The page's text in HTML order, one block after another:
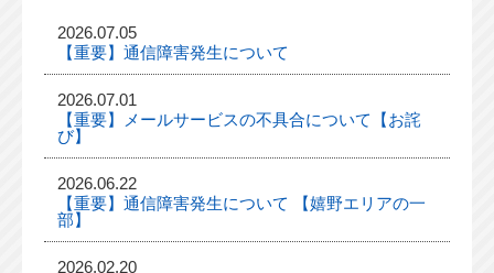
2026.07.05
【重要】通信障害発生について
2026.07.01
【重要】メールサービスの不具合について【お詫
び】
2026.06.22
【重要】通信障害発生について 【嬉野エリアの一
部】
2026.02.20